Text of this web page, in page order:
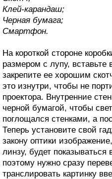
Клей-карандаш;
Черная бумага;
Смартфон.
На короткой стороне
размером с лупу, вставьте
закрепите ее хорошим
это изнутри, чтобы не
проектора. Внутренние
черной бумагой, чтобы
поглощался стенками, а
Теперь установите свой
закону оптики
линзу, будет показываться
поэтому нужно сразу
транслировать картинку